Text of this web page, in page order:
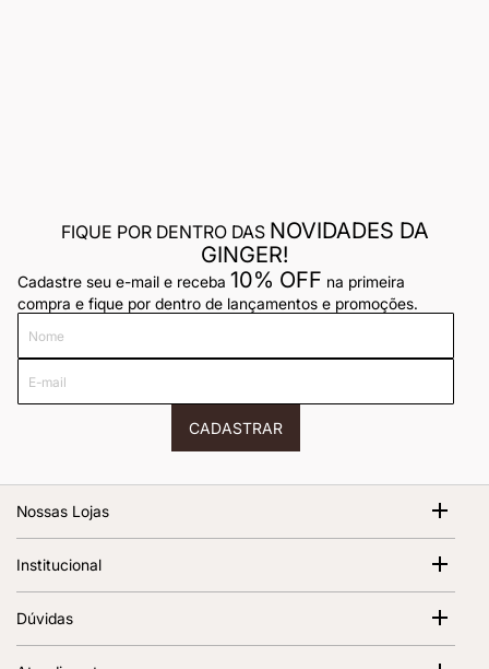
FIQUE POR DENTRO DAS NOVIDADES DA
GINGER!
Cadastre seu e-mail e receba 10% OFF na primeira
compra e fique por dentro de lançamentos e promoções.
mail
CADASTRAR
Nossas Lojas
Av. Magalhães de Castro, 12000 - Morumbi São Paulo - SP,
05676-120 | 1º Piso
Abrir no Google Maps
Institucional
Política de Privacidade
Dúvidas